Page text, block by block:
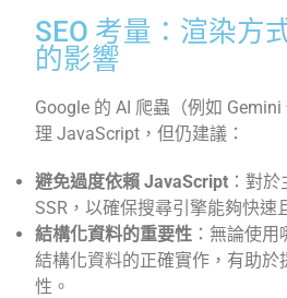
SEO 考量：渲染方
的影響
Google 的 AI 爬蟲（例如
理 JavaScript，但仍建議：
避免過度依賴 JavaScript ：對於
SSR，以確保搜尋引擎能夠快速
結構化資料的重要性 ： 無論使用
結構化資料的正確實作，有助於
性。